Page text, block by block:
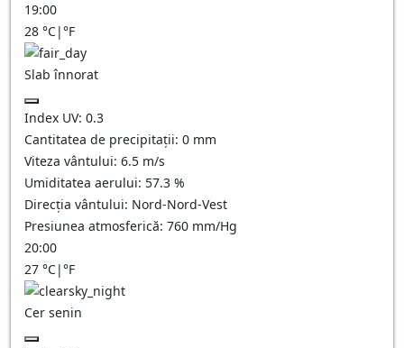
19:00
28 °C|°F
Slab înnorat
Index UV: 0.3
Cantitatea de precipitații: 0 mm
Viteza vântului: 6.5 m/s
Umiditatea aerului: 57.3 %
Direcția vântului: Nord-Nord-Vest
Presiunea atmosferică: 760 mm/Hg
20:00
27 °C|°F
Cer senin